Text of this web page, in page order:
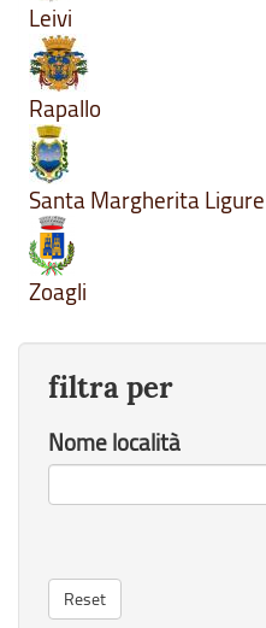
Leivi
Rapallo
Santa Margherita Ligure
Zoagli
filtra per
Nome località
Reset